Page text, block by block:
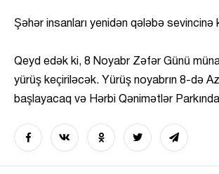
Şəhər insanları yenidən qələbə sevincinə
Qeyd edək ki, 8 Noyabr Zəfər Günü
yürüş keçiriləcək. Yürüş noyabrın 8-də
başlayacaq və Hərbi Qənimətlər